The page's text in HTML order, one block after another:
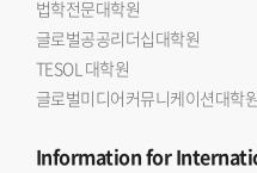
법학전문대학원
글로벌공공리더십대학원
TESOL 대학원
글로벌미디어커뮤니케이션대학원
Informationfor